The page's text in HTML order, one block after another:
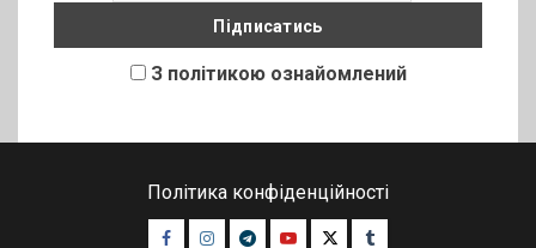
З політикою ознайомлений
Політика конфіденційності
Facebook
Instagram
TelegramYoutubeTwitterTumblr